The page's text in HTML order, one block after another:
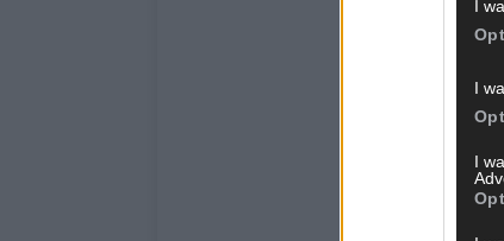
I
I
I